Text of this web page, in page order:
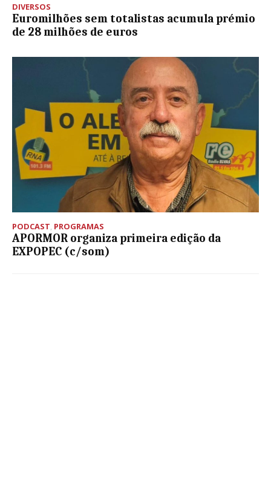
DIVERSOS
Euromilhões sem totalistas acumula prémio
de 28 milhões de euros
PODCAST, PROGRAMAS
APORMOR organiza primeira edição da
EXPOPEC (c/som)